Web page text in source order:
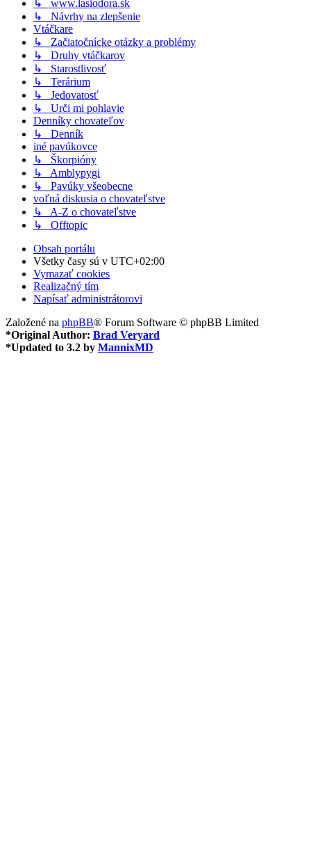
↳ www.lasiodora.sk
↳ Návrhy na zlepšenie
Vtáčkare
↳ Začiatočnícke otázky a problémy
↳ Druhy vtáčkarov
↳ Starostlivosť
↳ Terárium
↳ Jedovatosť
↳ Urči mi pohlavie
Denníky chovateľov
↳ Denník
iné pavúkovce
↳ Škorpióny
↳ Amblypygi
↳ Pavúky všeobecne
voľná diskusia o chovateľstve
↳ A-Z o chovateľstve
↳ Offtopic
Obsah portálu
Všetky časy sú v UTC+02:00
Vymazať cookies
Realizačný tím
Napísať administrátorovi
Založené na phpBB® Forum Software © phpBB Limited
*Original Author: Brad Veryard
*Updated to 3.2 by MannixMD